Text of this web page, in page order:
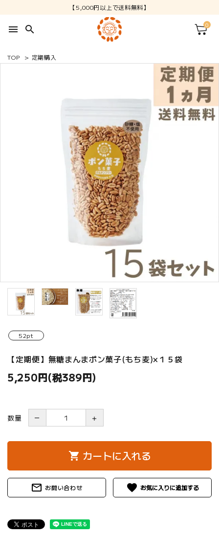
【5,000円以上で送料無料】
menu search 0
TOP > 定期購入
52pt
【定期便】無糖まんまポン菓子(もち麦)×１５袋
5,250円(税389円)
数量 － ＋
shopping_cart カートに入れる
mail_outline お問い合わせ favorite